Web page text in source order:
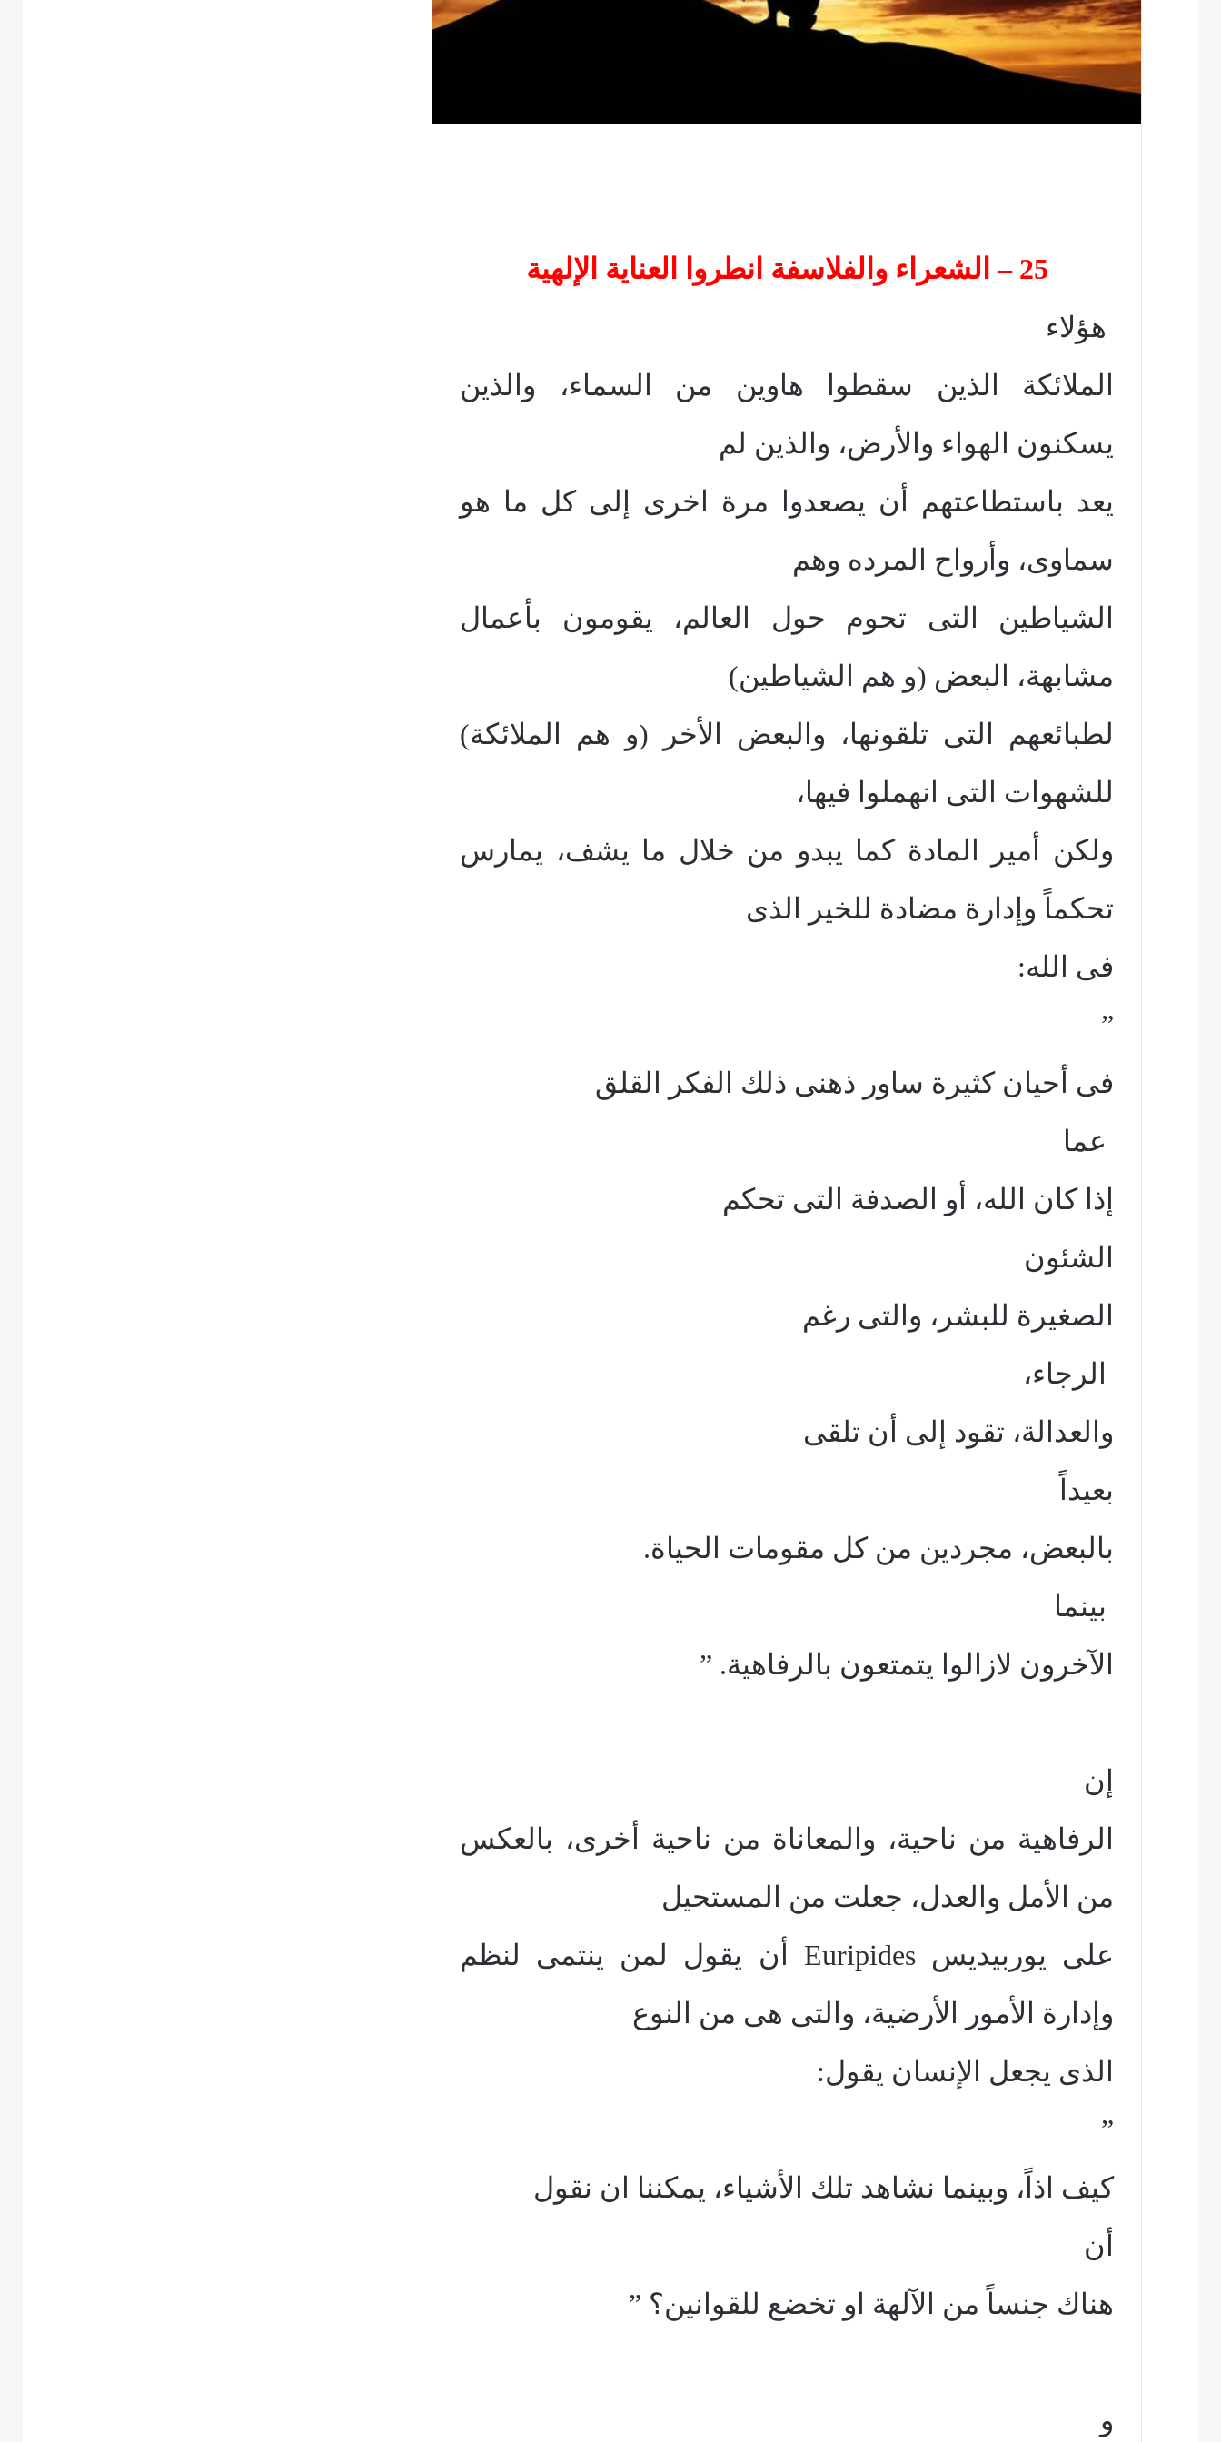
25 – الشعراء والفلاسفة انطروا العناية الإلهية
هؤلاء
الملائكة الذين سقطوا هاوين من السماء، والذين
يسكنون الهواء والأرض، والذين لم
يعد باستطاعتهم أن يصعدوا مرة اخرى إلى كل ما هو
سماوى، وأرواح المرده وهم
الشياطين التى تحوم حول العالم، يقومون بأعمال
مشابهة، البعض (و هم الشياطين)
لطبائعهم التى تلقونها، والبعض الأخر (و هم الملائكة)
للشهوات التى انهملوا فيها،
ولكن أمير المادة كما يبدو من خلال ما يشف، يمارس
تحكماً وإدارة مضادة للخير الذى
فى الله:
”
فى أحيان كثيرة ساور ذهنى ذلك الفكر القلق
عما
إذا كان الله، أو الصدفة التى تحكم
الشئون
الصغيرة للبشر، والتى رغم
الرجاء،
والعدالة، تقود إلى أن تلقى
بعيداً
بالبعض، مجردين من كل مقومات الحياة.
بينما
الآخرون لازالوا يتمتعون بالرفاهية. ”
إن
الرفاهية من ناحية، والمعاناة من ناحية أخرى، بالعكس
من الأمل والعدل، جعلت من المستحيل
على يوربيديسEuripides أن يقول لمن ينتمى لنظم
وإدارة الأمور الأرضية، والتى هى من النوع
الذى يجعل الإنسان يقول:
”
كيف اذاً، وبينما نشاهد تلك الأشياء، يمكننا ان نقول
أن
هناك جنساً من الآلهة او تخضع للقوانين؟ ”
و